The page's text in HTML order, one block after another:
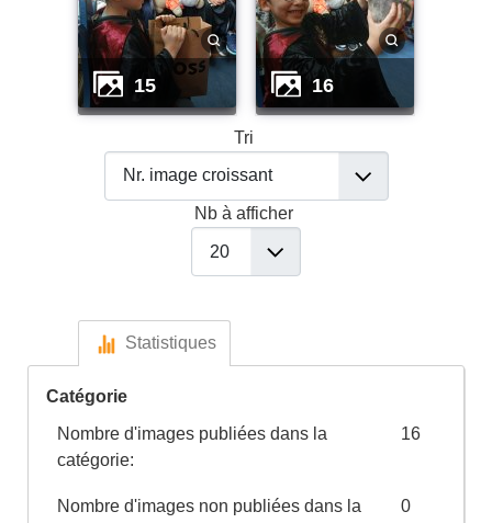
15 16
Tri
Nb à afficher
Statistiques
Catégorie
Nombre d'images publiées dans la
catégorie:
16
Nombre d'images non publiées dans la
0